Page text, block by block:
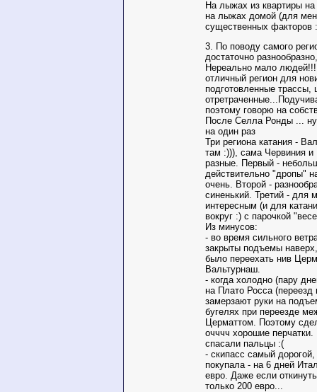
На лыжах из квартиры на
на лыжах домой (для
существенных факторов
3. По поводу самого
достаточно
Нереально мало
отличный регион для
подготовленные трассы,
поэтому говорю на
После Селла Ронды ...
на один раз
Три региона катания -
там :))), сама Червиния и
разные. Первый -
действительно "дропы"
очень. Второй -
синенький. Третий - для
интересным (и для
вокруг :) с парочкой
Из минусов:
- во время сильного
закрыты подъемы
было переехать нив
Вальтурнаш.
- когда холодно (пару
на Плато Росса (переезд
замерзают руки на
бугелях при переезде
Церматтом. Поэтому
очччч хорошие
спасали пальцы :(
- скипасс самый дорогой,
покупала - на 6 дней
евро. Даже если
только 200 евро...